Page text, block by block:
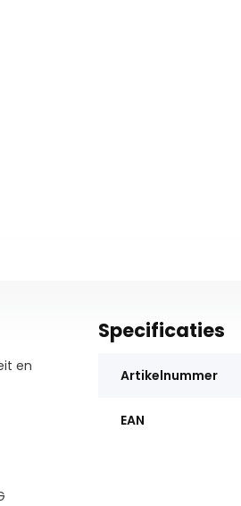
en
Specificaties
Artikelnummer
EAN